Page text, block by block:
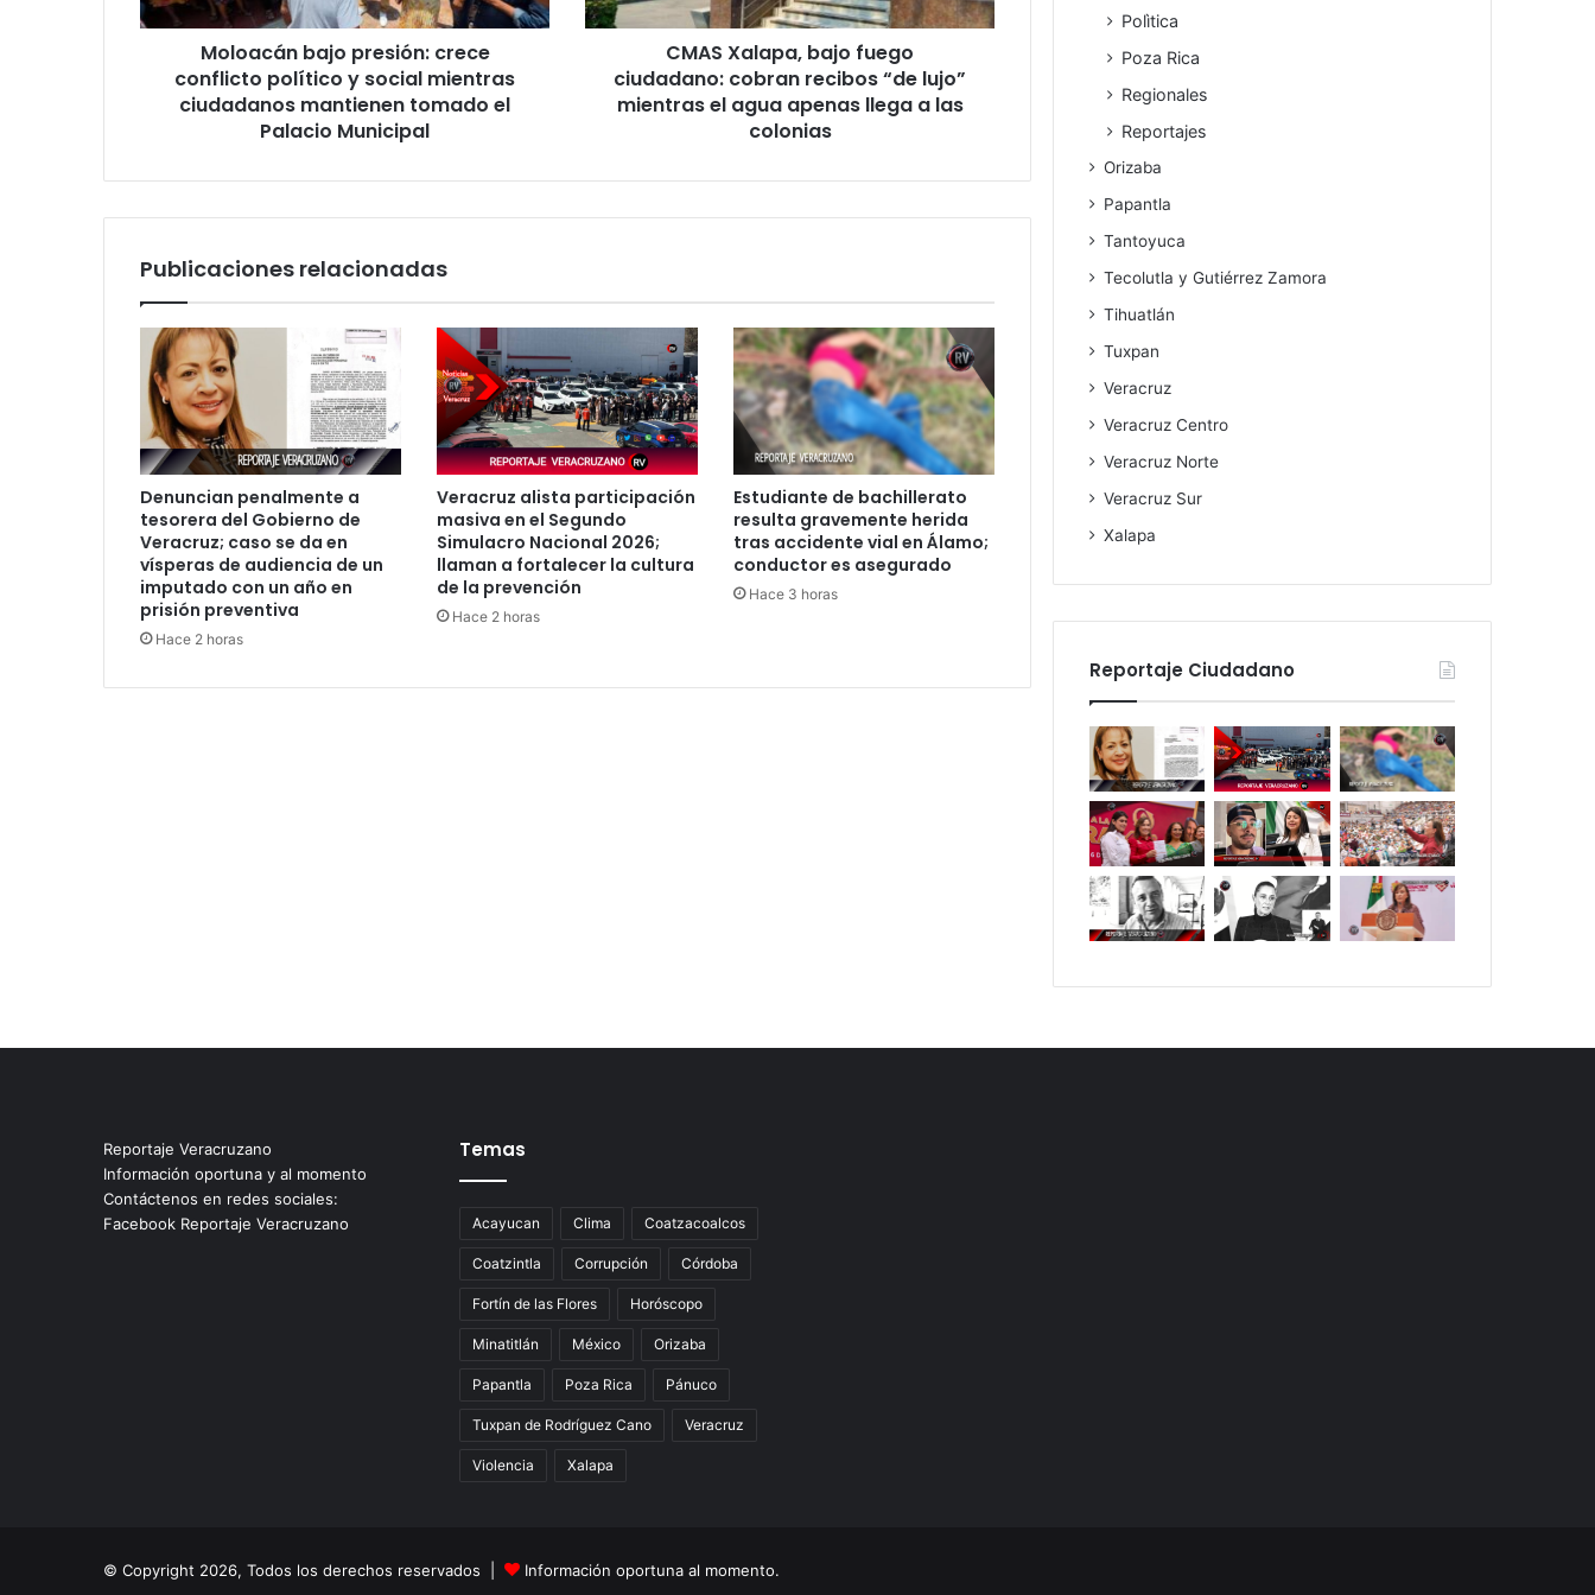
mientras
ciudadanos
mantienen
tomado
Moloacán bajo presión: crece
conflicto político y social mientras
ciudadanos mantienen tomado el
Palacio Municipal
lujo”
agua
colonias
CMAS Xalapa, bajo fuego
ciudadano: cobran recibos “de lujo”
mientras el agua apenas llega a las
colonias
Publicaciones relacionadas
Denuncian penalmente a
tesorera del Gobierno de
Veracruz; caso se da en
vísperas de audiencia de un
imputado con un año en
prisión preventiva
Hace 2 horas
Veracruz alista participación
masiva en el Segundo
Simulacro Nacional 2026;
llaman a fortalecer la cultura
de la prevención
Hace 2 horas
Estudiante de bachillerato
resulta gravemente herida
tras accidente vial en Álamo;
conductor es asegurado
Hace 3 horas
Polìtica
Poza Rica
Regionales
Reportajes
Orizaba
Papantla
Tantoyuca
Tecolutla y Gutiérrez Zamora
Tihuatlán
Tuxpan
Veracruz
Veracruz Centro
Veracruz Norte
Veracruz Sur
Xalapa
Reportaje Ciudadano
Reportaje Veracruzano
Información oportuna y al momento
Contáctenos en redes sociales:
Facebook Reportaje Veracruzano
Temas
Acayucan Clima Coatzacoalcos
Coatzintla Corrupción Córdoba
Fortín de las Flores Horóscopo
Minatitlán México Orizaba
Papantla Poza Rica Pánuco
Tuxpan de Rodríguez Cano Veracruz
Violencia Xalapa
© Copyright 2026, Todos los derechos reservados | Información oportuna al momento.